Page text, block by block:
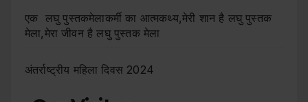
एक लघु पुस्तकमेलाकर्मी का आत्मकथ्य,मेरी शान है लघु पुस्तक
मेला,मेरा जीवन है लघु पुस्तक मेला
अंतर्राष्ट्रीय महिला दिवस 2024